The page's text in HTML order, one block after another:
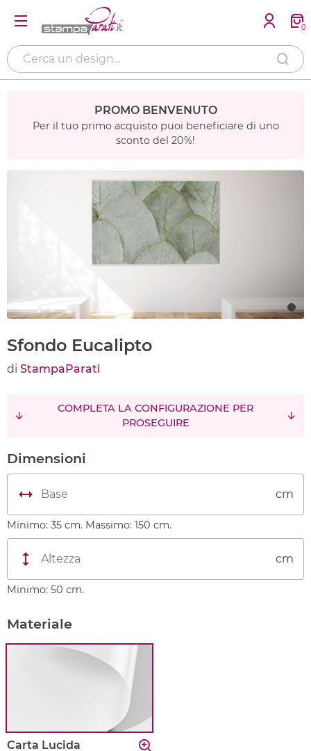
0
PROMO BENVENUTO
Per il tuo primo acquisto puoi beneficiare di uno
sconto del 20%!
Sfondo Eucalipto
di StampaParati
COMPLETA LA CONFIGURAZIONE PER
PROSEGUIRE
Dimensioni
cm
Minimo: 35 cm. Massimo: 150 cm.
cm
Minimo: 50 cm.
Materiale
Carta Lucida